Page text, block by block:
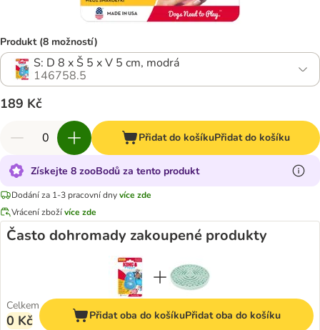
Produkt (8 možností)
S: D 8 x Š 5 x V 5 cm, modrá
146758.5
189 Kč
Přidat do košíkuPřidat do košíku
Získejte 8 zooBodů za tento produkt
Dodání za 1-3 pracovní dnyvíce zde
Vrácení zbožívíce zde
Často dohromady zakoupené produkty
Celkem
0 Kč Přidat oba do košíkuPřidat oba do košíku